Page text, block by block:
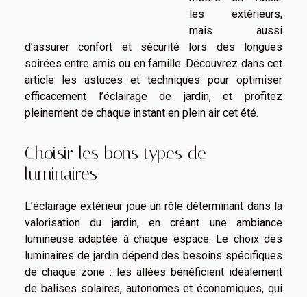
les extérieurs,
mais aussi
d’assurer confort et sécurité lors des longues
soirées entre amis ou en famille. Découvrez dans cet
article les astuces et techniques pour optimiser
efficacement l’éclairage de jardin, et profitez
pleinement de chaque instant en plein air cet été.
Choisir les bons types de
luminaires
L’éclairage extérieur joue un rôle déterminant dans la
valorisation du jardin, en créant une ambiance
lumineuse adaptée à chaque espace. Le choix des
luminaires de jardin dépend des besoins spécifiques
de chaque zone : les allées bénéficient idéalement
de balises solaires, autonomes et économiques, qui